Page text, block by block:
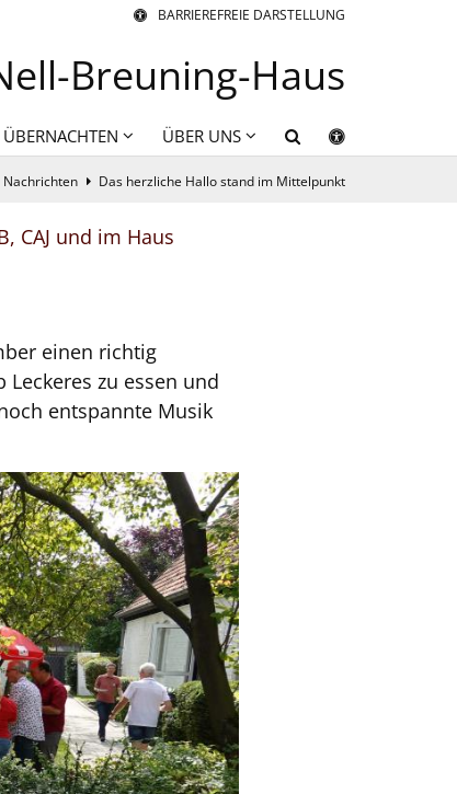
BARRIEREFREIE DARSTELLUNG
Breuning-Haus
ÜBER UNS
Nachrichten Das herzliche Hallo stand im Mittelpunkt
CAJ und im Haus
einen richtig
zu essen und
entspannte Musik